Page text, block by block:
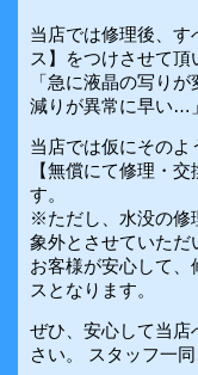
当店では修理後、
ス】をつけさせて頂
「急に液晶の写り
減りが異常に早い…
当店では仮にその
【無償にて修理・
す。
※ただし、水没の修
象外とさせていただ
お客様が安心して
スとなります。
ぜひ、安心して当店
さい。 スタッフ一